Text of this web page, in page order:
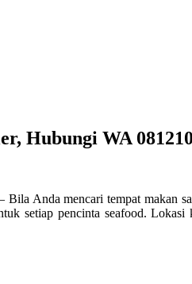
Hubungi WA
Bila Anda mencari tempat makan
setiap pencinta seafood.